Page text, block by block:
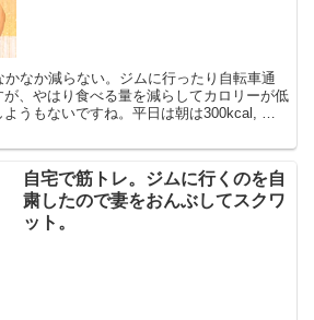
なか減らない。ジムに行ったり自転車通
、やはり食べる量を減らしてカロリーが低
うもないですね。平日は朝は300kcal, 昼
自宅で筋トレ。ジムに行くのを自
粛したので妻をおんぶしてスクワ
ット。